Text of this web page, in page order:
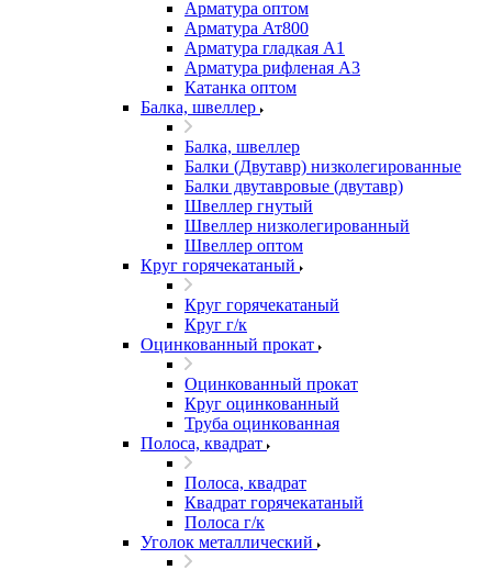
Арматура оптом
Арматура Ат800
Арматура гладкая А1
Арматура рифленая А3
Катанка оптом
Балка, швеллер
Балка, швеллер
Балки (Двутавр) низколегированные
Балки двутавровые (двутавр)
Швеллер гнутый
Швеллер низколегированный
Швеллер оптом
Круг горячекатаный
Круг горячекатаный
Круг г/к
Оцинкованный прокат
Оцинкованный прокат
Круг оцинкованный
Труба оцинкованная
Полоса, квадрат
Полоса, квадрат
Квадрат горячекатаный
Полоса г/к
Уголок металлический